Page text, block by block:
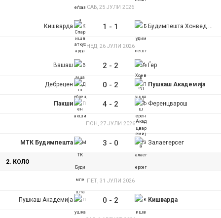
САБ, 25 ЈУЛИ 2026
Кишварда 1 - 1
НЕД, 26 ЈУЛИ 2026
Вашаш 2 - 2 Ѓер
Дебрецен 0 - 2 Пушкаш Академија
Пакши 4 - 2 Ференцварош
ПОН, 27 ЈУЛИ 2026
МТК Будимпешта 3 - 0 Залаегерсег
2. КОЛО
ПЕТ, 31 ЈУЛИ 2026
Пушкаш Академија 0 - 2 Кишварда